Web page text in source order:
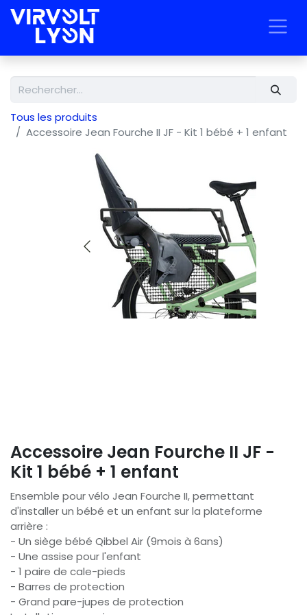
Tous les produits
Accessoire Jean Fourche II JF - Kit 1 bébé + 1 enfant
Accessoire Jean Fourche II JF -
Kit 1 bébé + 1 enfant
Ensemble pour vélo Jean Fourche II, permettant
d'installer un bébé et un enfant sur la plateforme
arrière :
- Un siège bébé Qibbel Air (9mois à 6ans)
- Une assise pour l'enfant
- 1 paire de cale-pieds
- Barres de protection
- Grand pare-jupes de protection